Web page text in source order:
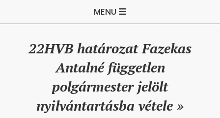
MENU
22HVB határozat Fazekas
Antalné független
polgármester jelölt
nyilvántartásba vétele »